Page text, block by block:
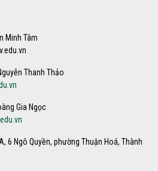
Minh Tâm
Thanh Thảo
Gia Ngọc
6 Ngô Quyền, phường Thuận Hoá, Thành